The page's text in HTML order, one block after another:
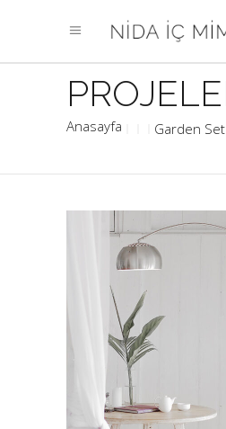
Garden Set